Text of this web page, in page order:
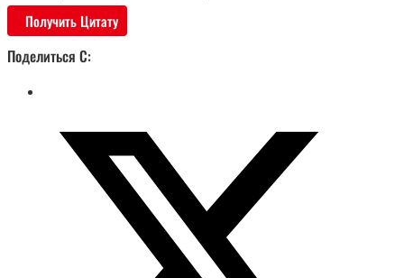
Получить Цитату
Поделиться С: